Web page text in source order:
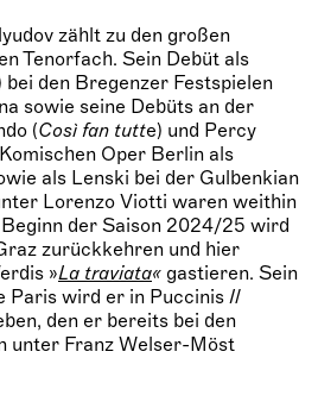
zählt zu den großen
Tenorfach. Sein Debüt als
bei den Bregenzer Festspielen
sowie seine Debüts an der
(Così fan tutte) und Percy
Oper Berlin als
als Lenski bei der Gulbenkian
Lorenzo Viotti waren weithin
der Saison 2024/25 wird
zurückkehren und hier
»La traviata« gastieren. Sein
Paris wird er in Puccinis Il
den er bereits bei den
unter Franz Welser-Möst